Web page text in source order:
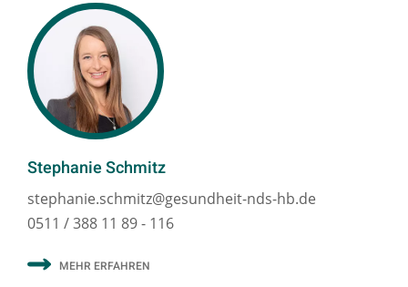
Stephanie Schmitz
stephanie.schmitz@gesundheit-nds-hb.de
0511 / 388 11 89 - 116
MEHR ERFAHREN